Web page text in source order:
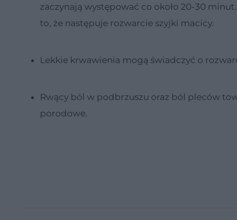
zaczynają występować co około 20-30
to, że następuje rozwarcie szyjki macicy.
Lekkie krwawienia mogą świadczyć o
Rwący ból w podbrzuszu oraz ból pleców
porodowe.